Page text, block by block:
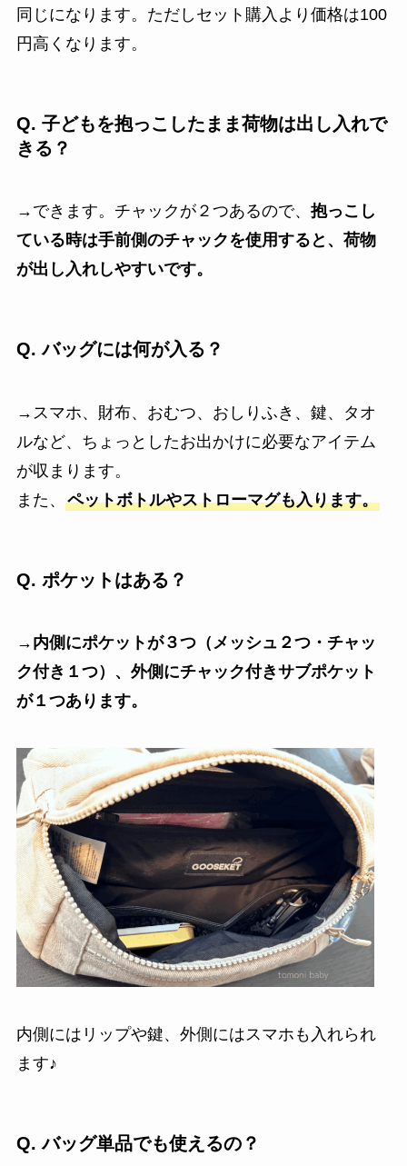
同じになります。ただしセット購入より価格は100
円高くなります。
Q. 子どもを抱っこしたまま荷物は出し入れで
きる？
→できます。チャックが２つあるので、 抱っこし
ている時は手前側のチャックを使用すると、荷物
が出し入れしやすいです。
Q. バッグには何が入る？
→スマホ、財布、おむつ、おしりふき、鍵、タオ
ルなど、ちょっとしたお出かけに必要なアイテム
が収まります。
また、 ペットボトルやストローマグも入ります。
Q. ポケットはある？
→ 内側にポケットが３つ（メッシュ２つ・チャッ
ク付き１つ）、外側にチャック付きサブポケット
が１つあります。
内側にはリップや鍵、外側にはスマホも入れられ
ます♪
Q. バッグ単品でも使えるの？